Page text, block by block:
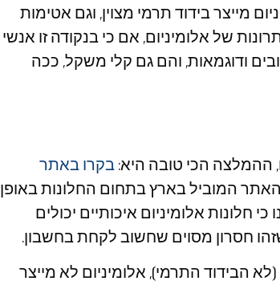
מייצר בידוד תרמי מצוין, וגם אטימות
של אלומיניום, אם כי בנקודה זו אנשי
ודוגמאות, והם גם קלי משקל, ככה
ההמלצה הכי טובה היא:בקרו באתר
המוביל בארץ בתחום החלונות באופן
חלונות אלומיניום איכותיים יכולים
הבידוד התרמי), אלומיניום לא מייצר